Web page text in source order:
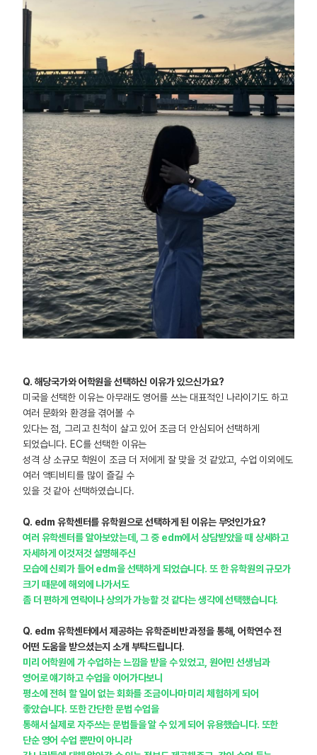
Q. 해당국가와 어학원을 선택하신 이유가 있으신가요?
미국을 선택한 이유는 아무래도 영어를 쓰는 대표적인 나라이기도 하고
여러 문화와 환경을 겪어볼 수
있다는 점, 그리고 친척이 살고 있어 조금 더 안심되어 선택하게
되었습니다. EC를 선택한 이유는
성격 상 소규모 학원이 조금 더 저에게 잘 맞을 것 같았고, 수업 이외에도
여러 액티비티를 많이 즐길 수
있을 것 같아 선택하였습니다.
Q. edm 유학센터를 유학원으로 선택하게 된 이유는 무엇인가요?
여러 유학센터를 알아보았는데, 그 중 edm에서 상담받았을 때 상세하고
자세하게 이것저것 설명해주신
모습에 신뢰가 들어 edm을 선택하게 되었습니다. 또 한 유학원의 규모가
크기 때문에 해외에 나가서도
좀 더 편하게 연락이나 상의가 가능할 것 같다는 생각에 선택했습니다.
Q. edm 유학센터에서 제공하는 유학준비반 과정을 통해, 어학연수 전
어떤 도움을 받으셨는지 소개 부탁드립니다.
미리 어학원에 가 수업하는 느낌을 받을 수 있었고, 원어민 선생님과
영어로 얘기하고 수업을 이어가다보니
평소에 전혀 할 일이 없는 회화를 조금이나마 미리 체험하게 되어
좋았습니다. 또한 간단한 문법 수업을
통해서 실제로 자주쓰는 문법들을 알 수 있게 되어 유용했습니다. 또한
단순 영어 수업 뿐만이 아니라